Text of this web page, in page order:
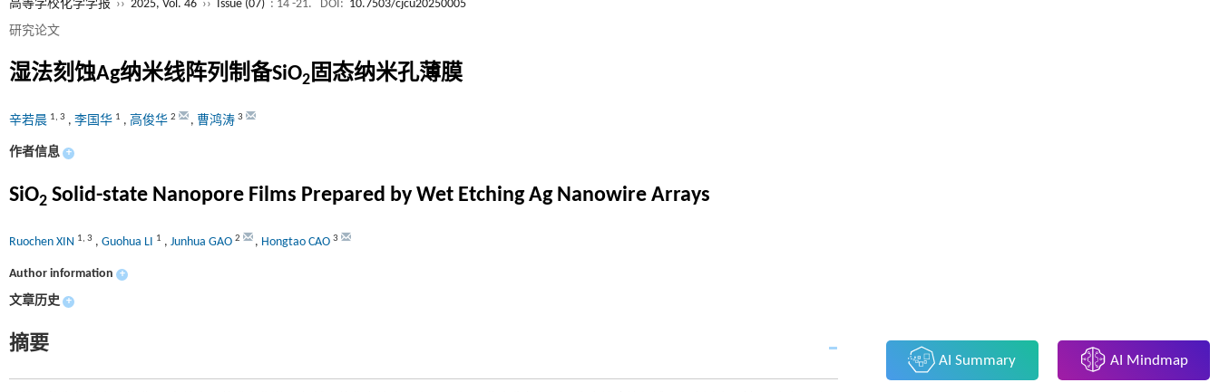
高等学校化学学报 ›› 2025, Vol. 46 ›› Issue (07) : 14 -21. DOI: 10.7503/cjcu20250005
研究论文
湿法刻蚀Ag纳米线阵列制备SiO2 固态纳米孔薄膜
辛若晨 1, 3 , 李国华 1 , 高俊华 2 , 曹鸿涛 3
作者信息 +
SiO2 Solid-state Nanopore Films Prepared by Wet Etching Ag Nanowire Arrays
Ruochen XIN 1, 3 , Guohua LI 1 , Junhua GAO 2 , Hongtao CAO 3
Author information +
文章历史 +
摘要
AI Summary AI Mindmap